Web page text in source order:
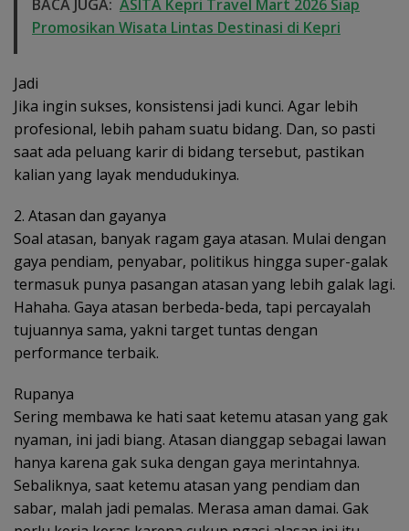
BACA JUGA: ASITA Kepri Travel Mart 2026 Siap
Promosikan Wisata Lintas Destinasi di Kepri
Jadi
Jika ingin sukses, konsistensi jadi kunci. Agar lebih
profesional, lebih paham suatu bidang. Dan, so pasti
saat ada peluang karir di bidang tersebut, pastikan
kalian yang layak mendudukinya.
2. Atasan dan gayanya
Soal atasan, banyak ragam gaya atasan. Mulai dengan
gaya pendiam, penyabar, politikus hingga super-galak
termasuk punya pasangan atasan yang lebih galak lagi.
Hahaha. Gaya atasan berbeda-beda, tapi percayalah
tujuannya sama, yakni target tuntas dengan
performance terbaik.
Rupanya
Sering membawa ke hati saat ketemu atasan yang gak
nyaman, ini jadi biang. Atasan dianggap sebagai lawan
hanya karena gak suka dengan gaya merintahnya.
Sebaliknya, saat ketemu atasan yang pendiam dan
sabar, malah jadi pemalas. Merasa aman damai. Gak